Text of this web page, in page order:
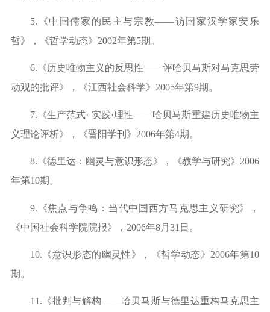
5.《中国儒家的民主与宗教——访国家汉学家安乐
哲》，《哲学动态》2002年第5期。
6.《历史唯物主义的反思性——评哈贝马斯对马克思劳
动观的批评》，《江西社会科学》2005年第9期。
7.《生产范式· 实践·理性——哈贝马斯重建历史唯物主
义理论评析》，《晋阳学刊》2006年第4期。
8.《德里达：幽灵与意识形态》，《教学与研究》2006
年第10期。
9.《焦点与争鸣：当代中国西方马克思主义研究》，
《中国社会科学院院报》，2006年8月31日。
10.《意识形态的幽灵性》，《哲学动态》2006年第10
期。
11.《批判与解构——哈贝马斯与德里达重构马克思主